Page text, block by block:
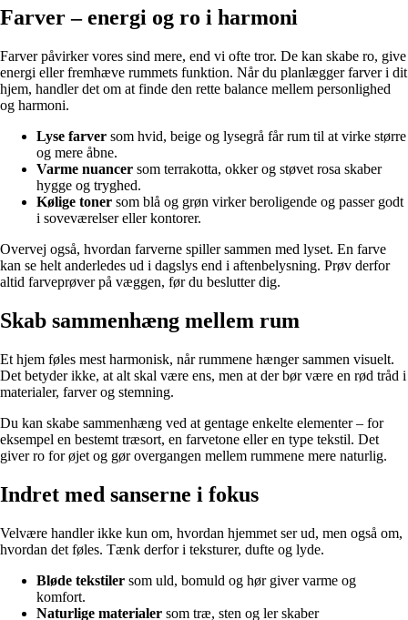
Farver – energi og ro i harmoni
Farver påvirker vores sind mere, end vi ofte tror. De kan skabe ro, give
energi eller fremhæve rummets funktion. Når du planlægger farver i dit
hjem, handler det om at finde den rette balance mellem personlighed
og harmoni.
Lyse farver som hvid, beige og lysegrå får rum til at virke større
og mere åbne.
Varme nuancer som terrakotta, okker og støvet rosa skaber
hygge og tryghed.
Kølige toner som blå og grøn virker beroligende og passer godt
i soveværelser eller kontorer.
Overvej også, hvordan farverne spiller sammen med lyset. En farve
kan se helt anderledes ud i dagslys end i aftenbelysning. Prøv derfor
altid farveprøver på væggen, før du beslutter dig.
Skab sammenhæng mellem rum
Et hjem føles mest harmonisk, når rummene hænger sammen visuelt.
Det betyder ikke, at alt skal være ens, men at der bør være en rød tråd i
materialer, farver og stemning.
Du kan skabe sammenhæng ved at gentage enkelte elementer – for
eksempel en bestemt træsort, en farvetone eller en type tekstil. Det
giver ro for øjet og gør overgangen mellem rummene mere naturlig.
Indret med sanserne i fokus
Velvære handler ikke kun om, hvordan hjemmet ser ud, men også om,
hvordan det føles. Tænk derfor i teksturer, dufte og lyde.
Bløde tekstiler som uld, bomuld og hør giver varme og
komfort.
Naturlige materialer som træ, sten og ler skaber